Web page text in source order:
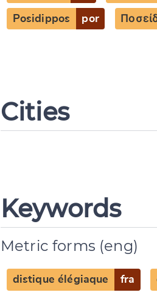
Posidippos por
Cities
Keywords
Metric forms (eng)
distique élégiaque fra